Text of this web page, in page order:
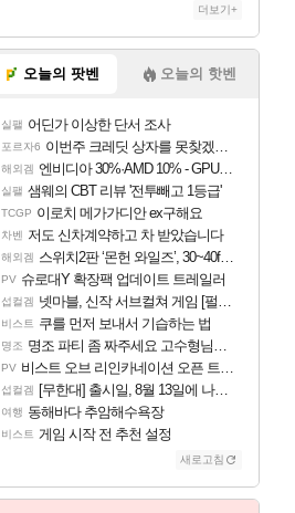
더보기+
오늘의 팟벤 오늘의 핫벤
실팰 어딘가 이상한 단서 조사
포르자6 이번주 크레딧 상자를 못찾겠어요
해외겜 엔비디아 30%·AMD 10% - GPU 공급가 인상 보도
실팰 샘웨의 CBT 리뷰 '전투빼고 1등급'
TCGP 이로치 메가가디안 ex구해요
차벤 저도 신차계약하고 차 받았습니다
해외겜 스위치2판 ‘몬헌 와일즈’, 30~40fps 목표 추정
PV 슈로대Y 확장팩 업데이트 트레일러
섭컬겜 넷마블, 신작 서브컬쳐 게임 [펄 인 블루] 티저 사이트 오픈
비스트 쿠를 먼저 보내서 기습하는 법
명조 명조 파티 좀 짜주세요 고수형님들…
PV 비스트 오브 리인카네이션 오픈 트레일러
섭컬겜 [무한대] 출시일, 8월 13일에 나오나
여행 동해바다 추암해수욕장
비스트 게임 시작 전 추천 설정
새로고침